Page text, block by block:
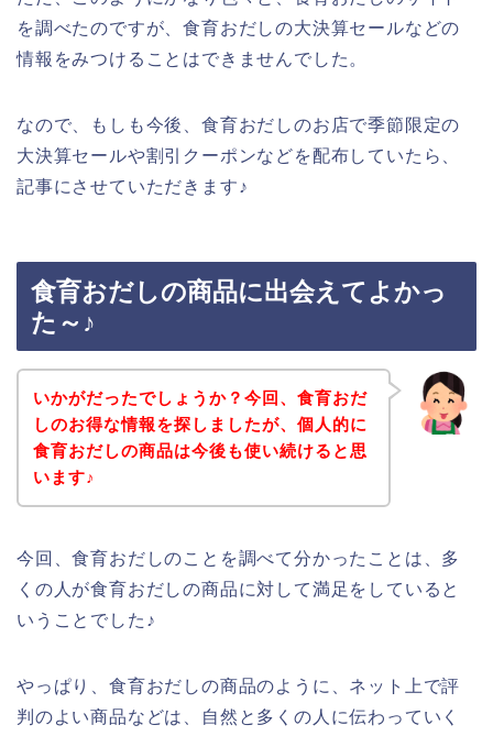
を調べたのですが、食育おだしの大決算セールなどの
情報をみつけることはできませんでした。
なので、もしも今後、食育おだしのお店で季節限定の
大決算セールや割引クーポンなどを配布していたら、
記事にさせていただきます♪
食育おだしの商品に出会えてよかっ
た～♪
いかがだったでしょうか？今回、食育おだ
しのお得な情報を探しましたが、個人的に
食育おだしの商品は今後も使い続けると思
います♪
今回、食育おだしのことを調べて分かったことは、多
くの人が食育おだしの商品に対して満足をしていると
いうことでした♪
やっぱり、食育おだしの商品のように、ネット上で評
判のよい商品などは、自然と多くの人に伝わっていく